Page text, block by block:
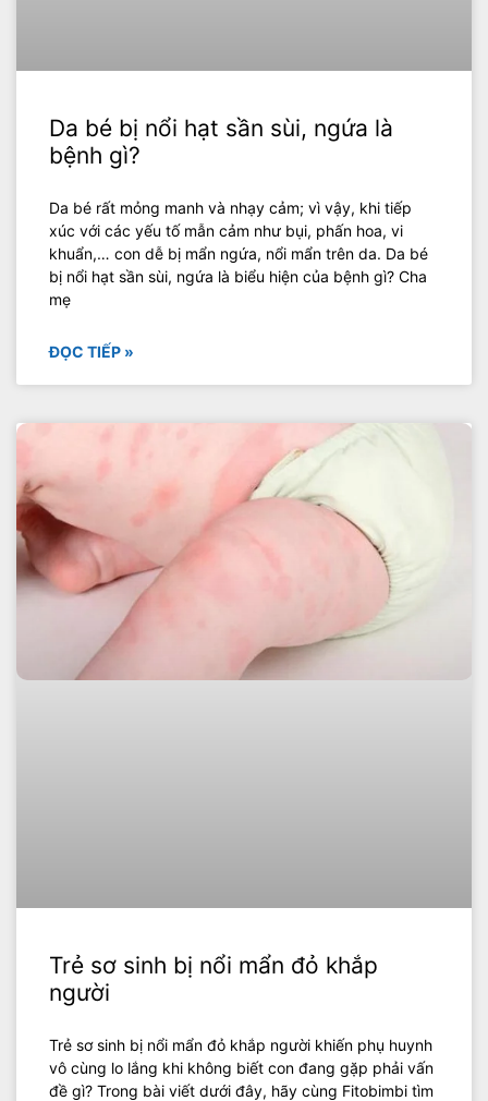
Da bé bị nổi hạt sần sùi, ngứa là
bệnh gì?
Da bé rất mỏng manh và nhạy cảm; vì vậy, khi tiếp
xúc với các yếu tố mẫn cảm như bụi, phấn hoa, vi
khuẩn,… con dễ bị mẩn ngứa, nổi mẩn trên da. Da bé
bị nổi hạt sần sùi, ngứa là biểu hiện của bệnh gì? Cha
mẹ
ĐỌC TIẾP »
Trẻ sơ sinh bị nổi mẩn đỏ khắp
người
Trẻ sơ sinh bị nổi mẩn đỏ khắp người khiến phụ huynh
vô cùng lo lắng khi không biết con đang gặp phải vấn
đề gì? Trong bài viết dưới đây, hãy cùng Fitobimbi tìm